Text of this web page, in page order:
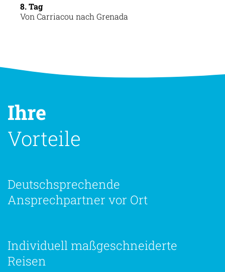
8. Tag
Von Carriacou nach Grenada
Ihre
Vorteile
Deutschsprechende
Ansprechpartner vor Ort
Individuell maßgeschneiderte
Reisen